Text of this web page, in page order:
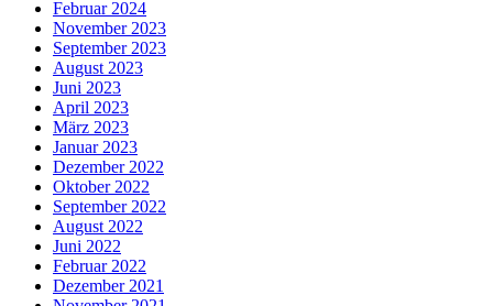
Februar 2024
November 2023
September 2023
August 2023
Juni 2023
April 2023
März 2023
Januar 2023
Dezember 2022
Oktober 2022
September 2022
August 2022
Juni 2022
Februar 2022
Dezember 2021